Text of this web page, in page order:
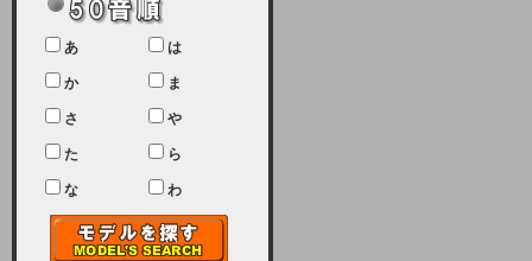
宜しくお願い致します。
2024-02-23 (金)
【クレジットカード決済について】
只今、クレジットカード会社の都合
により決済ができない状況です。
ユーザー様には、大変ご迷惑をおか
けいたしまして申し訳ございませ
ん。
2023-08-31 (木)
あ は
か ま
さ や
た ら
な わ